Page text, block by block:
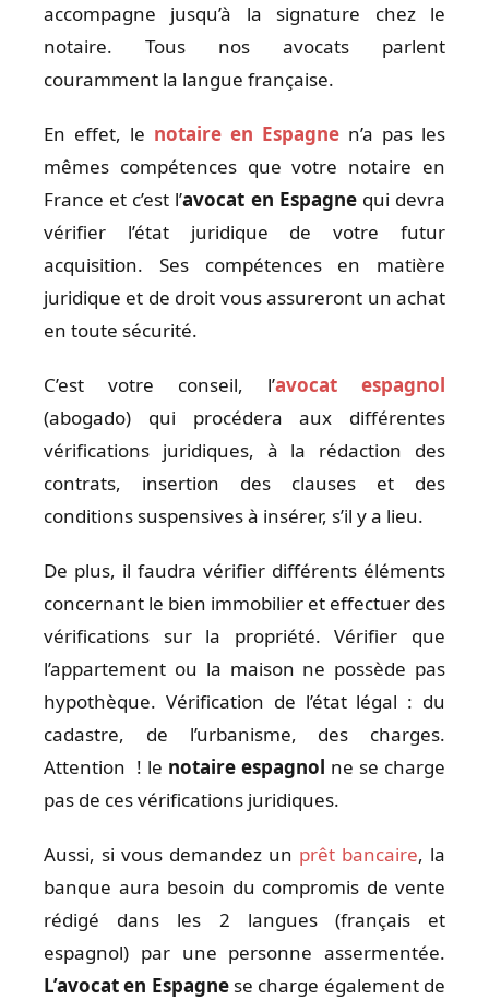
accompagne jusqu’à la signature chez le
notaire. Tous nos avocats parlent
couramment la langue française.
En effet, le notaire en Espagne n’a pas les
mêmes compétences que votre notaire en
France et c’est l’avocat en Espagnequi devra
vérifier l’état juridique de votre futur
acquisition. Ses compétences en matière
juridique et de droit vous assureront un achat
en toute sécurité.
C’est votre conseil, l’avocat espagnol
(abogado) qui procédera aux différentes
vérifications juridiques, à la rédaction des
contrats, insertion des clauses et des
conditions suspensives à insérer, s’il y a lieu.
De plus, il faudra vérifier différents éléments
concernant le bien immobilier et effectuer des
vérifications sur la propriété. Vérifier que
l’appartement ou la maison ne possède pas
hypothèque. Vérification de l’état légal : du
cadastre, de l’urbanisme, des charges.
Attention ! le notaire espagnol ne se charge
pas de ces vérifications juridiques.
Aussi, si vous demandez un prêt bancaire, la
banque aura besoin du compromis de vente
rédigé dans les 2 langues (français et
espagnol) par une personne assermentée.
L’avocat en Espagnese charge également de